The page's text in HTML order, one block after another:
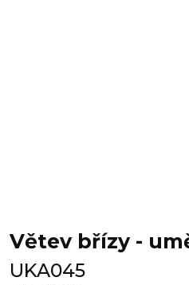
Větev břízy -
UKA045